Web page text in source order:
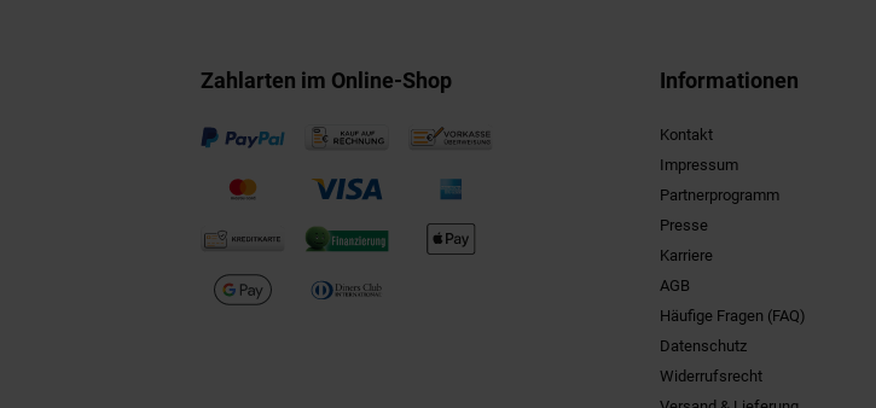
Zahlarten im Online-Shop Informationen
Kontakt
Impressum
Partnerprogramm
Presse
Karriere
AGB
Häufige Fragen (FAQ)
Datenschutz
Widerrufsrecht